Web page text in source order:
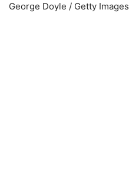
George Doyle / Getty Images